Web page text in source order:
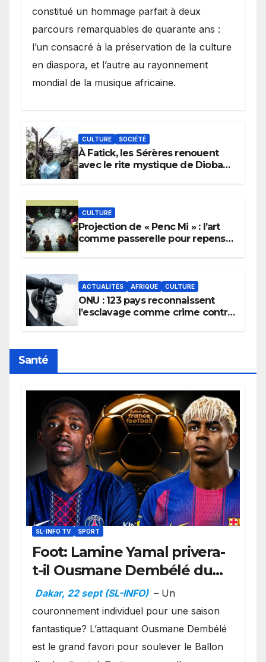
constitué un hommage parfait à deux
parcours remarquables de quarante ans :
l’un consacré à la préservation de la culture
en diaspora, et l’autre au rayonnement
mondial de la musique africaine.
CULTURE SOCIÉTÉ
À Fatick, les Sérères renouent
avec le rite mystique de Diobaye
CULTURE
Projection de « Penc Mi » : l’art
comme passerelle pour repenser
ACTUALITÉS AFRIQUE CULTURE
ONU : 123 pays reconnaissent
l’esclavage comme crime contre
Santé
SL-INFO TV SPORT
Foot: Lamine Yamal privera-
t-il Ousmane Dembélé du
Ballon d’or ?
Dakar, 22 sept (SL-INFO) – Un
couronnement individuel pour une saison
fantastique? L’attaquant Ousmane Dembélé
est le grand favori pour soulever le Ballon